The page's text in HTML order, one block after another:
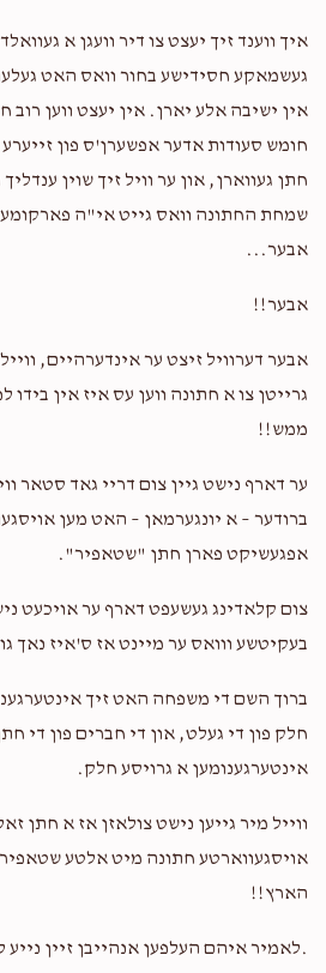
$50.00
$100.00
עס איז נישט די געלט סאיז די
איך ווענד זיך יעצט צו דיר וועגן א
געשמאקע חסידישע בחור וואס האט
אין ישיבה אלע יארן. אין יעצט ווען רוב
חומש סעודות אדער אפשערן'ס פון
חתן געווארן, און ער וויל זיך שוין ענדליך
שמחת החתונה וואס גייט אי"ה
אבער...
אבער!!
אבער דערוויל זיצט ער אינדערהיים, ווייל
גרייטן צו א חתונה ווען עס איז אין בידו
ממש!!
ער דארף נישט גיין צום דריי גאד סטאר
ברודער – א יונגערמאן – האט מען
אפגעשיקט פארן חתן "שטאפיר".
צום קלאדינג געשעפט דארף ער אויכעט
בעקיטשע ווואס ער מיינט אז ס'איז נאך
ברוך השם די משפחה האט זיך
חלק פון די געלט, און די חברים פון די
אינטערגענומען א גרויסע חלק.
ווייל מיר גייען נישט צולאזן אז א חתן זאל
אויסגעווארטע חתונה מיט אלטע
הארץ!!
.לאמיר איהם העלפען אנהייבן זיין